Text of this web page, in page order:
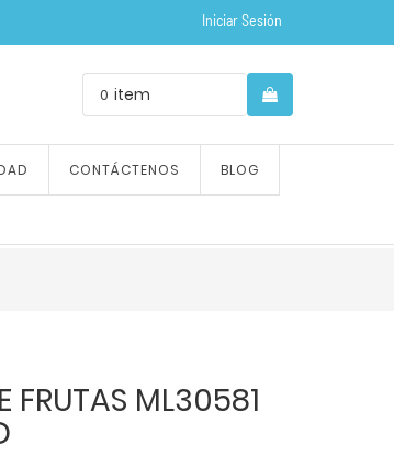
Iniciar Sesión
0 item
CONTÁCTENOS BLOG
FRUTAS ML30581